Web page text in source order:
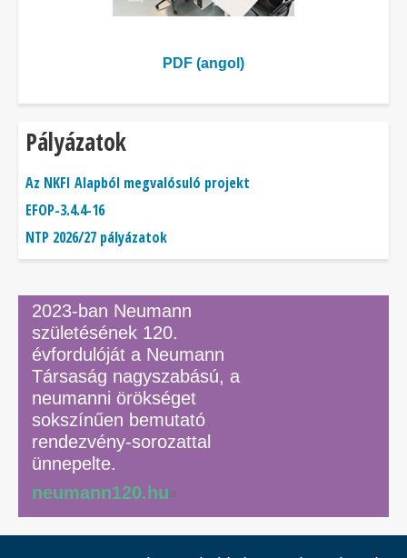
PDF (angol)
Pályázatok
Az NKFI Alapból megvalósuló projekt
EFOP-3.4.4-16
NTP 2026/27 pályázatok
2023-ban Neumann
születésének 120.
évfordulóját a Neumann
Társaság nagyszabású, a
neumanni örökséget
sokszínűen bemutató
rendezvény-sorozattal
ünnepelte.
neumann120.hu